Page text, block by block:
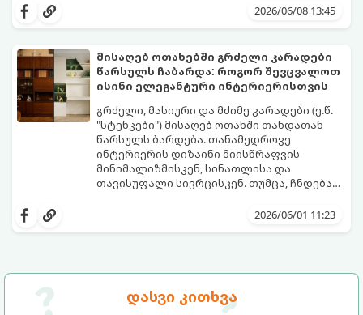
დასვი კითხვა
აქცენტს აკეთებენ კომფორტის,
გაძლევთ იყოთ მაქსიმალურად თამამი,
კომფორტულად იგრძნოთ. გაიგეთ,
რომელი საცურაო კოსტიუმები იქნება 2026
წლის ზაფხულის მთავარი ჰიტი:
2026/06/08 13:45
მისაღებ ოთახებში გრძელი კარადები ​​
წარსულს ჩაბარდა: როგორ შევცვალოთ
ისინი ელეგანტური ინტერიერისთვის
გრძელი, მასიური და მძიმე კარადები (ე.წ.
"სტენკები") მისაღებ ოთახში თანდათან
წარსულს ბარდება. თანამედროვე
ინტერიერის დიზაინი მიისწრაფვის
მინიმალიზმისკენ, სინათლისა და
თავისუფალი სივრცისკენ. თუმცა, ჩნდება
ან ჭურჭელი ისე, რომ ოთახი მოდურადაც
დიდი კარადის საუკეთესო და დახვეწილი
2026/06/01 11:23